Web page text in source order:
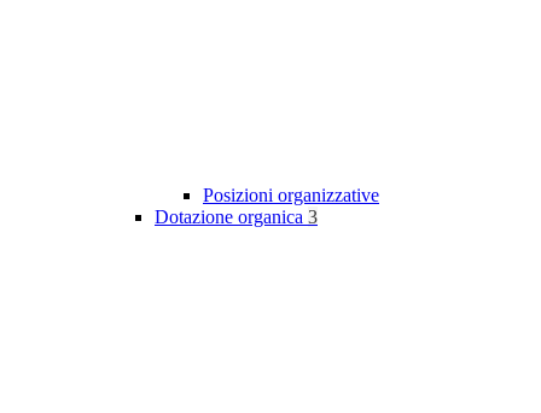
Posizioni organizzative
Dotazione organica 3